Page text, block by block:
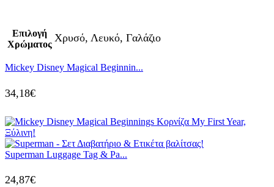
Επιλογή
Χρώματος
Χρυσό, Λευκό, Γαλάζιο
Mickey Disney Magical Beginnin...
34,18€
Superman Luggage Tag & Pa...
24,87€